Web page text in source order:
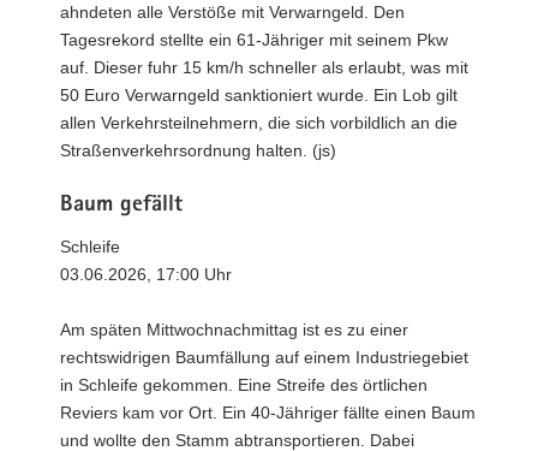
ahndeten alle Verstöße mit Verwarngeld. Den
Tagesrekord stellte ein 61-Jähriger mit seinem Pkw
auf. Dieser fuhr 15 km/h schneller als erlaubt, was mit
50 Euro Verwarngeld sanktioniert wurde. Ein Lob gilt
allen Verkehrsteilnehmern, die sich vorbildlich an die
Straßenverkehrsordnung halten. (js)
Baum gefällt
Schleife
03.06.2026, 17:00 Uhr
Am späten Mittwochnachmittag ist es zu einer
rechtswidrigen Baumfällung auf einem Industriegebiet
in Schleife gekommen. Eine Streife des örtlichen
Reviers kam vor Ort. Ein 40-Jähriger fällte einen Baum
und wollte den Stamm abtransportieren. Dabei